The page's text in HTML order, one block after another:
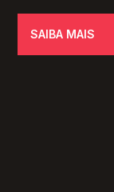
SAIBA MAIS